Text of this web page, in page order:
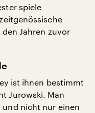
spiele
Jahren zuvor
ist ihnen bestimmt
Jurowski. Man
und nicht nur einen